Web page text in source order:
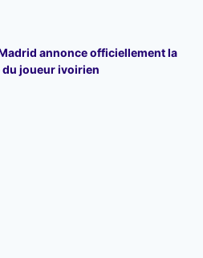
annonce officiellement la
joueur ivoirien